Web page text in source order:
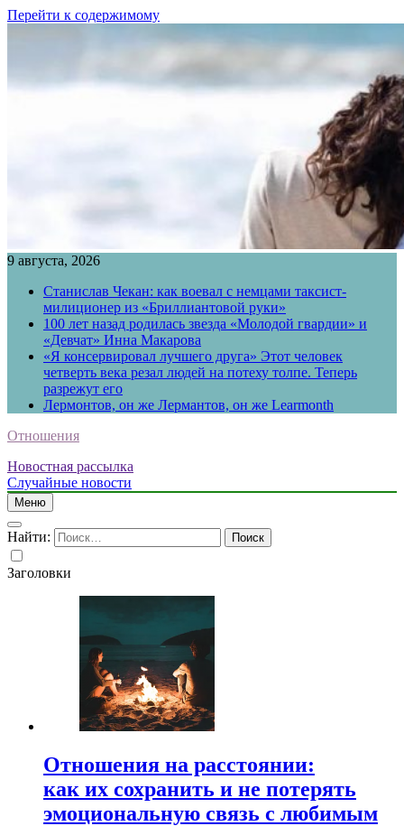
Перейти к содержимому
9 августа, 2026
Станислав Чекан: как воевал с немцами таксист-
милиционер из «Бриллиантовой руки»
100 лет назад родилась звезда «Молодой гвардии» и
«Девчат» Инна Макарова
«Я консервировал лучшего друга» Этот человек
четверть века резал людей на потеху толпе. Теперь
разрежут его
Лермонтов, он же Лермантов, он же Learmonth
Отношения
Новостная рассылка
Случайные новости
Меню
Найти:
Заголовки
Отношения на расстоянии:
как их сохранить и не потерять
эмоциональную связь с любимым